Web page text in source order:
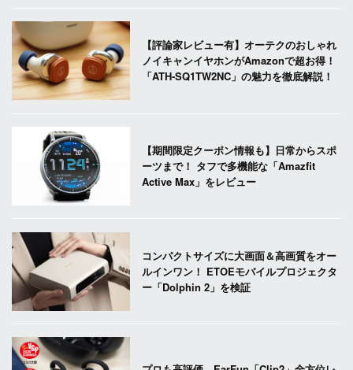
【評論家レビュー有】オーテクのおしゃれ
ノイキャンイヤホンがAmazonで超お得！
「ATH-SQ1TW2NC」の魅力を徹底解説！
【期間限定クーポン情報も】日常からスポ
ーツまで！ タフで多機能な「Amazfit
Active Max」をレビュー
コンパクトサイズに大画面＆高画質をオー
ルインワン！ ETOEモバイルプロジェクタ
ー「Dolphin 2」を検証